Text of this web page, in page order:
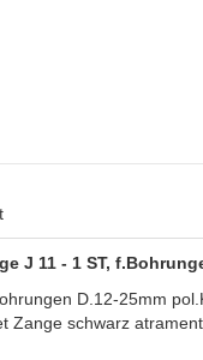
J 11 - 1 ST,
D.12-25mm
Zange schwarz